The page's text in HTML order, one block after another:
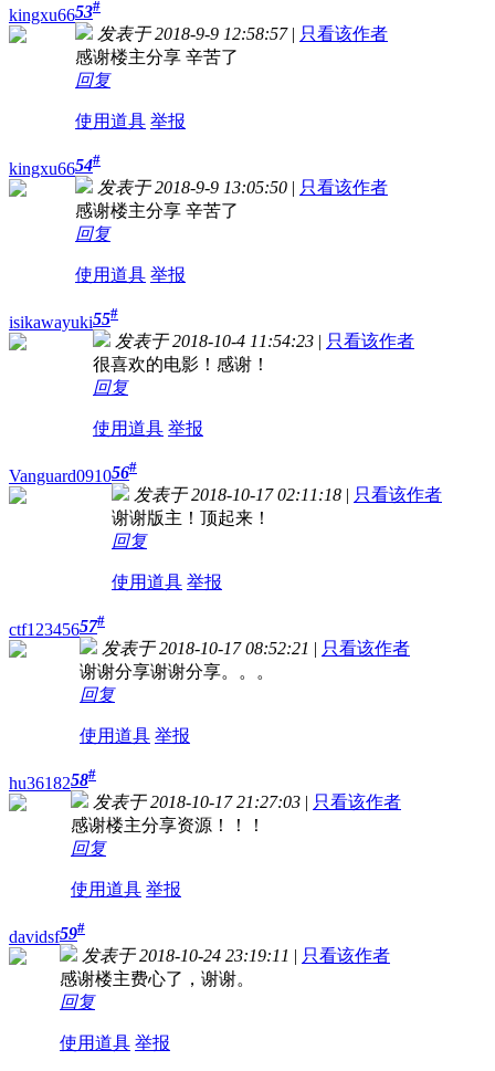
kingxu6653#
发表于 2018-9-9 12:58:57 | 只看该作者
感谢楼主分享 辛苦了
回复
使用道具 举报
kingxu6654#
发表于 2018-9-9 13:05:50 | 只看该作者
感谢楼主分享 辛苦了
回复
使用道具 举报
isikawayuki55#
发表于 2018-10-4 11:54:23 | 只看该作者
很喜欢的电影！感谢！
回复
使用道具 举报
Vanguard091056#
发表于 2018-10-17 02:11:18 | 只看该作者
谢谢版主！顶起来！
回复
使用道具 举报
ctf12345657#
发表于 2018-10-17 08:52:21 | 只看该作者
谢谢分享谢谢分享。。。
回复
使用道具 举报
hu3618258#
发表于 2018-10-17 21:27:03 | 只看该作者
感谢楼主分享资源！！！
回复
使用道具 举报
davidsf59#
发表于 2018-10-24 23:19:11 | 只看该作者
感谢楼主费心了，谢谢。
回复
使用道具 举报